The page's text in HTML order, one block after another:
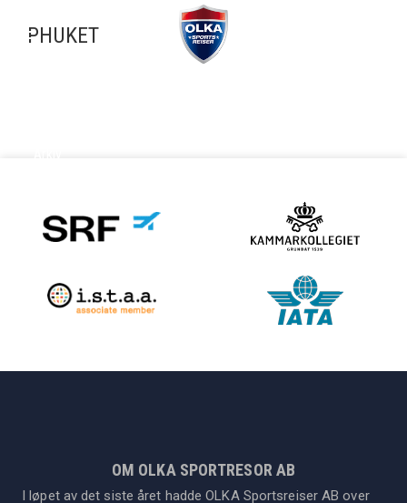
PHUKET
OM OLKA SPORTRESOR AB
I løpet av det siste året hadde OLKA Sportsreiser AB over